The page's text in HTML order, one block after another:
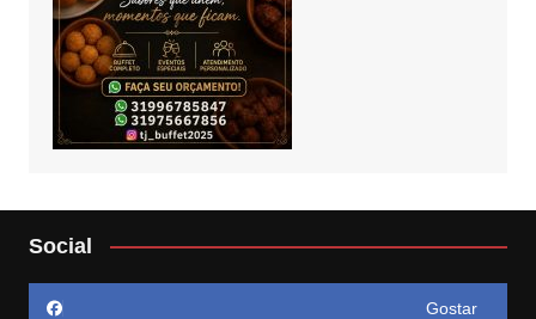
Social
Gostar